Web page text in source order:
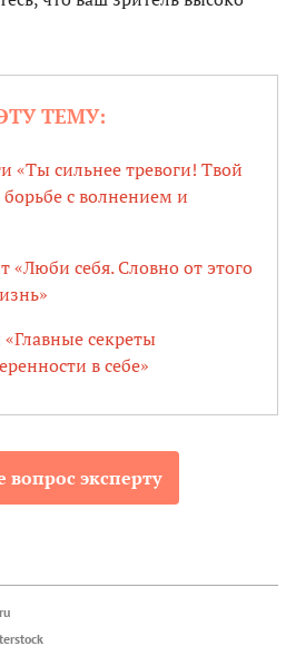
ТЕМУ:
«Ты сильнее тревоги! Твой
с волнением и
«Люби себя. Словно от этого
секреты
в себе»
вопрос эксперту